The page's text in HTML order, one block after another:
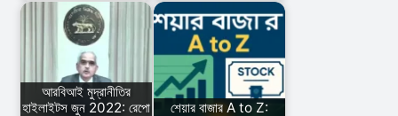
আরবিআই মুদ্রানীতির
হাইলাইটস জুন 2022: রেপো
শেয়ার বাজার A to Z: